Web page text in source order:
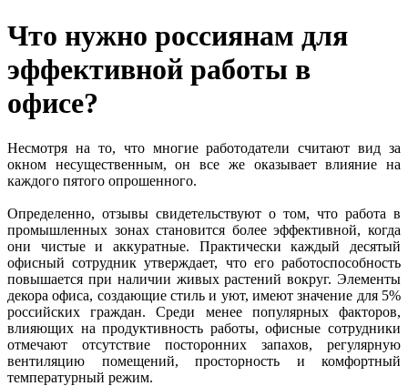
Что нужно россиянам для
эффективной работы в
офисе?
Несмотря на то, что многие работодатели считают вид за
окном несущественным, он все же оказывает влияние на
каждого пятого опрошенного.
Определенно, отзывы свидетельствуют о том, что работа в
промышленных зонах становится более эффективной, когда
они чистые и аккуратные. Практически каждый десятый
офисный сотрудник утверждает, что его работоспособность
повышается при наличии живых растений вокруг. Элементы
декора офиса, создающие стиль и уют, имеют значение для 5%
российских граждан. Среди менее популярных факторов,
влияющих на продуктивность работы, офисные сотрудники
отмечают отсутствие посторонних запахов, регулярную
вентиляцию помещений, просторность и комфортный
температурный режим.